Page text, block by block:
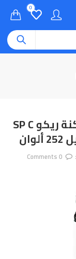
0
ماكنة ريكو ألوان 252 – ماكنة ريكو SP C
0